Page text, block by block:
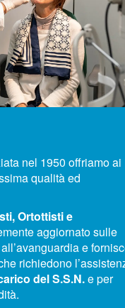
nel 1950 offriamo ai
qualità ed
Ortottisti e
aggiornato sulle
e f
richiedono
del S.S.N.e per